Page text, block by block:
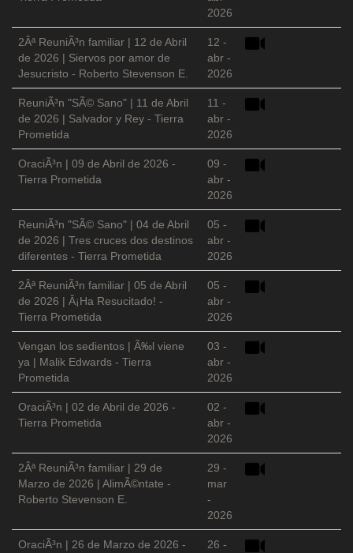
2026
2Âª ReuniÃ³n familiar | 12 de Abril
de 2026 | Siervos por amor de
Jesucristo - Roberto Stevenson E.
12 -
abr -
2026
ReuniÃ³n "SÃ© Sano" | 11 de Abril
de 2026 | Salvador y Rey - Tierra
Prometida
11 -
abr -
2026
OraciÃ³n | 09 de Abril de 2026 -
Tierra Prometida
09 -
abr -
2026
ReuniÃ³n "SÃ© Sano" | 04 de Abril
de 2026 | Tres cruces dos destinos
diferentes - Tierra Prometida
05 -
abr -
2026
2Âª ReuniÃ³n familiar | 05 de Abril
de 2026 | Â¡Ha Resucitado! -
Tierra Prometida
05 -
abr -
2026
Vengan los sedientos | Ã‰l viene
ya | Malik Edwards - Tierra
Prometida
03 -
abr -
2026
OraciÃ³n | 02 de Abril de 2026 -
Tierra Prometida
02 -
abr -
2026
2Âª ReuniÃ³n familiar | 29 de
Marzo de 2026 | AlimÃ©ntate -
Roberto Stevenson E.
29 -
mar
-
2026
OraciÃ³n | 26 de Marzo de 2026 -
26 -